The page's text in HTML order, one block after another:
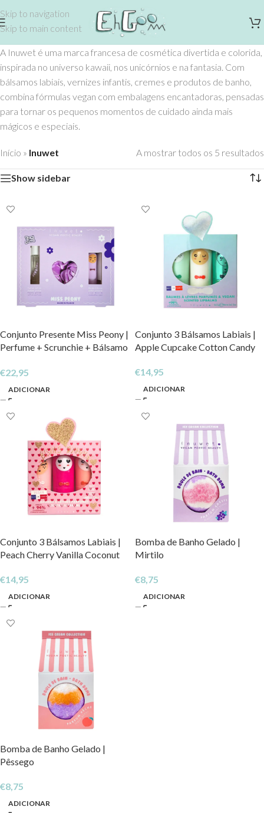
Skip to navigation
Skip to main content
A Inuwet é uma marca francesa de cosmética divertida e colorida,
inspirada no universo kawaii, nos unicórnios e na fantasia. Com
bálsamos labiais, vernizes infantis, cremes e produtos de banho,
combina fórmulas vegan com embalagens encantadoras, pensadas
para tornar os pequenos momentos de cuidado ainda mais
mágicos e especiais.
Início » Inuwet A mostrar todos os 5 resultados
Show sidebar
Conjunto Presente Miss Peony |
Perfume + Scrunchie + Bálsamo
€22,95
ADICIONAR
Conjunto 3 Bálsamos Labiais |
Apple Cupcake Cotton Candy
€14,95
ADICIONAR
Conjunto 3 Bálsamos Labiais |
Peach Cherry Vanilla Coconut
€14,95
ADICIONAR
Bomba de Banho Gelado |
Mirtilo
€8,75
ADICIONAR
Bomba de Banho Gelado |
Pêssego
€8,75
ADICIONAR